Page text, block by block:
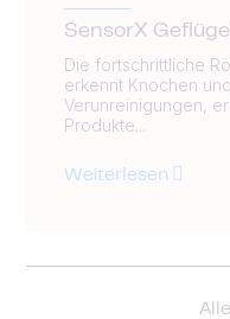
SensorX Geflügel
Die fortschrittliche
erkennt Knochen
Verunreinigungen,
Produkte...
Weiterlesen